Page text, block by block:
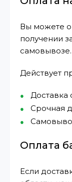
Вы можете
получении
самовывозе.
Действует
Доставка
Срочная
Оплата
Если